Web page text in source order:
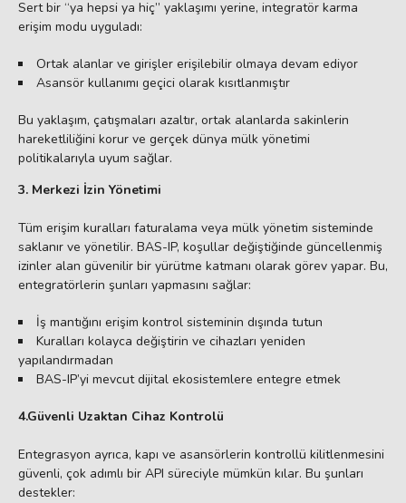
Sert bir “ya hepsi ya hiç” yaklaşımı yerine, integratör karma
erişim modu uyguladı:
Ortak alanlar ve girişler erişilebilir olmaya devam ediyor
Asansör kullanımı geçici olarak kısıtlanmıştır
Bu yaklaşım, çatışmaları azaltır, ortak alanlarda sakinlerin
hareketliliğini korur ve gerçek dünya mülk yönetimi
politikalarıyla uyum sağlar.
3. Merkezi İzin Yönetimi
Tüm erişim kuralları faturalama veya mülk yönetim sisteminde
saklanır ve yönetilir. BAS-IP, koşullar değiştiğinde güncellenmiş
izinler alan güvenilir bir yürütme katmanı olarak görev yapar. Bu,
entegratörlerin şunları yapmasını sağlar:
İş mantığını erişim kontrol sisteminin dışında tutun
Kuralları kolayca değiştirin ve cihazları yeniden
yapılandırmadan
BAS-IP’yi mevcut dijital ekosistemlere entegre etmek
4.Güvenli Uzaktan Cihaz Kontrolü
Entegrasyon ayrıca, kapı ve asansörlerin kontrollü kilitlenmesini
güvenli, çok adımlı bir API süreciyle mümkün kılar. Bu şunları
destekler: